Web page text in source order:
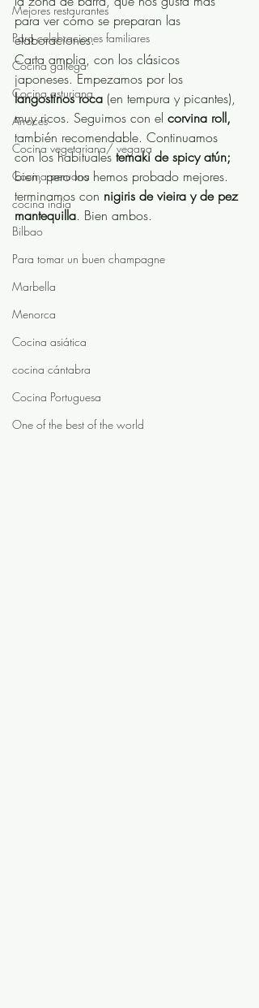
Mejores restaurantes
Para celebraciones familiares
Cocina gallega
Cocina asturiana
Arroces
Cocina vegetariana/ vegana
Cocina peruana
cocina india
Bilbao
Para tomar un buen champagne
Marbella
Menorca
Cocina asiática
cocina cántabra
Cocina Portuguesa
One of the best of the world
para ver cómo se preparan las
elaboraciones.
Carta amplia, con los clásicos
japoneses. Empezamos por los
langostinos roca (en tempura y picantes),
muy ricos. Seguimos con el corvina roll,
también recomendable. Continuamos
con los habituales temaki de spicy atún;
bien, pero los hemos probado mejores.
terminamos con nigiris de vieira y de pez
mantequilla. Bien ambos.